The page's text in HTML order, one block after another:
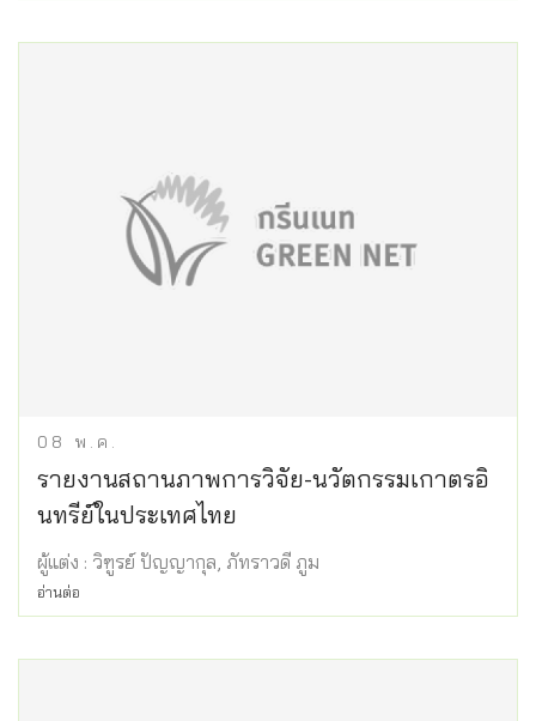
08 พ.ค.
รายงานสถานภาพการวิจัย-นวัตกรรมเกาตรอิ
นทรีย์ในประเทศไทย
ผู้แต่ง : วิฑูรย์ ปัญญากุล, ภัทราวดี ภูม
อ่านต่อ